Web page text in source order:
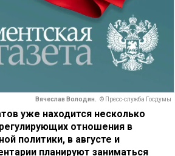
Вячеслав Володин. © Пресс-служба Госдумы
уже находится несколько
отношения в
политики, в августе и
планируют заниматься